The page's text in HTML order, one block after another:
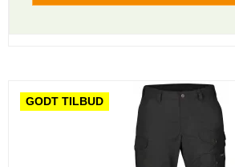
GODT TILBUD